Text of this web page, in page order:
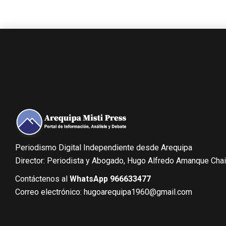
Periodismo Digital Independiente desde Arequipa
Director: Periodista y Abogado, Hugo Alfredo Amanque
Contáctenos al WhatsApp 966633477
Correo electrónico: hugoarequipa1960@gmail.com